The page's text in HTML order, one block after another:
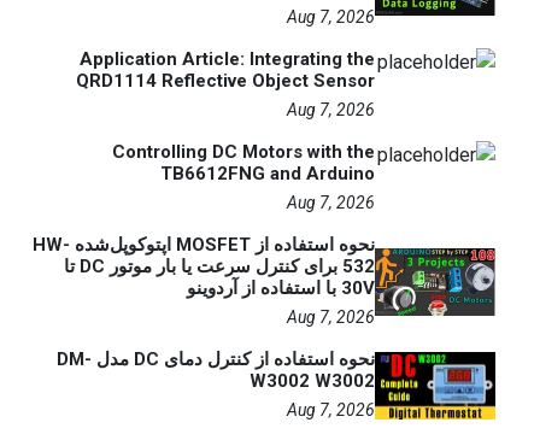
Aug 7, 2026
Application Article: Integrating the
QRD1114 Reflective Object Sensor
Aug 7, 2026
Controlling DC Motors with the
TB6612FNG and Arduino
Aug 7, 2026
نحوه استفاده از MOSFET اپتوکوپل‌شده HW-
532 برای کنترل سرعت یا بار موتور DC تا
30V با استفاده از آردوینو
Aug 7, 2026
نحوه استفاده از کنترل دمای DC مدل DM-
W3002 W3002
Aug 7, 2026